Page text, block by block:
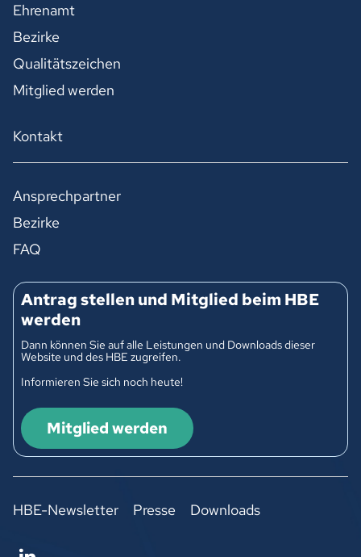
Ehrenamt
Bezirke
Qualitätszeichen
Mitglied werden
Kontakt
Ansprechpartner
Bezirke
FAQ
Antrag stellen und Mitglied beim HBE
werden
Dann können Sie auf alle Leistungen und Downloads dieser
Website und des HBE zugreifen.
Informieren Sie sich noch heute!
Mitglied werden
HBE-Newsletter Presse Downloads